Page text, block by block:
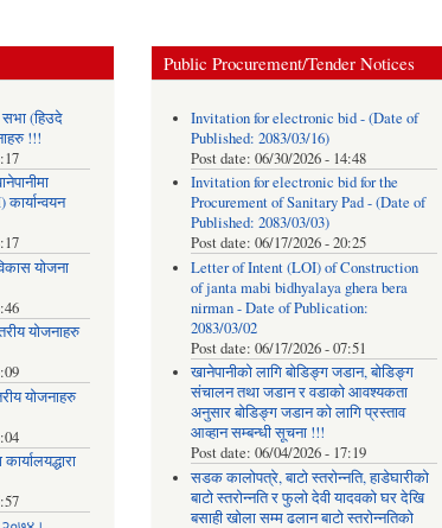
(हिउदे
!!!
योजना
योजनाहरु
योजनाहरु
Public Procurement/Tender Notices
Invitation for electronic bid - (Date of
Published: 2083/03/16)
Post date: 06/30/2026 - 14:48
Invitation for electronic bid for the
Procurement of Sanitary Pad - (Date of
Published: 2083/03/03)
Post date: 06/17/2026 - 20:25
Letter of Intent (LOI) of Construction
of janta mabi bidhyalaya ghera bera
nirman - Date of Publication:
2083/03/02
Post date: 06/17/2026 - 07:51
खानेपानीको लागि बोडिङ्ग जडान, बोडिङ्ग
संचालन तथा जडान र वडाको आवश्यकता
अनुसार बोडिङ्ग जडान को लागि प्रस्ताव
आव्हान सम्बन्धी सूचना !!!
Post date: 06/04/2026 - 17:19
सडक कालोपत्रे, बाटो स्तरोन्नति, हाडेघारीको
बाटो स्तरोन्नति र फुलो देवी यादवको घर देखि
बसाही खोला सम्म ढलान बाटो स्तरोन्नतिको